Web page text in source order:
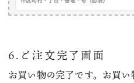
6.ご注文完了画面
お買い物の完了です。お買